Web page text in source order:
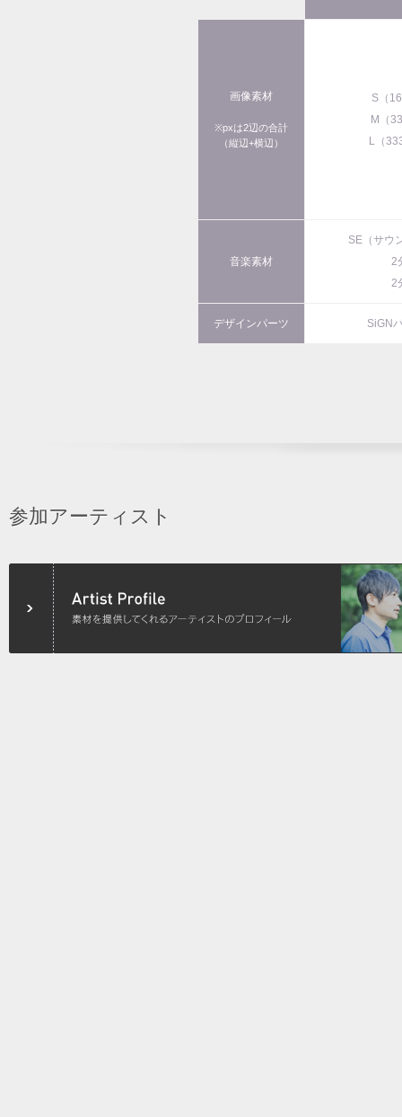
画像素材
※pxは2辺の合計
（縦辺+横辺）
S（
M（
L（
音楽素材
SE（サウ
2
2
デザインパーツ SiGN
参加アーティスト